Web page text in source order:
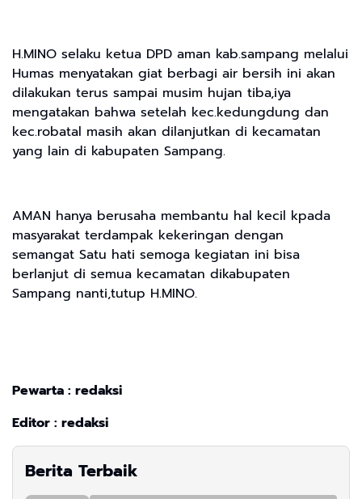
H.MINO selaku ketua DPD aman kab.sampang melalui
Humas menyatakan giat berbagi air bersih ini akan
dilakukan terus sampai musim hujan tiba,iya
mengatakan bahwa setelah kec.kedungdung dan
kec.robatal masih akan dilanjutkan di kecamatan
yang lain di kabupaten Sampang.
AMAN hanya berusaha membantu hal kecil kpada
masyarakat terdampak kekeringan dengan
semangat Satu hati semoga kegiatan ini bisa
berlanjut di semua kecamatan dikabupaten
Sampang nanti,tutup H.MINO.
Pewarta : redaksi
Editor : redaksi
Berita Terbaik